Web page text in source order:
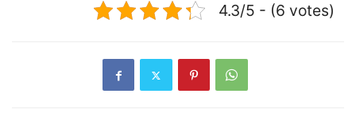
4.3/5 - (6 votes)